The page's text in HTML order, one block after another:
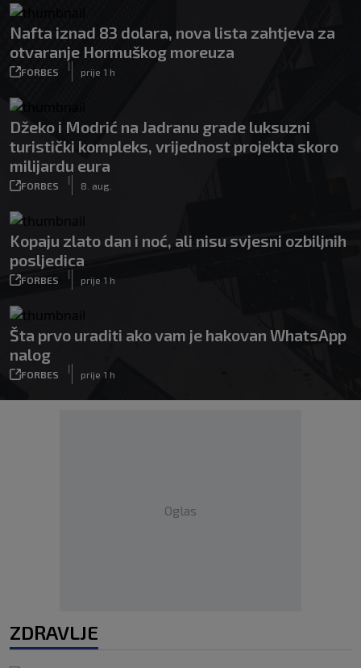
Nafta iznad 83 dolara, nova lista zahtjeva za
otvaranje Hormuškog moreuza
FORBES
|
prije 1 h
Džeko i Modrić na Jadranu grade luksuzni
turistički kompleks, vrijednost projekta skoro
milijardu eura
FORBES
|
8. aug.
Kopaju zlato dan i noć, ali nisu svjesni ozbiljnih
posljedica
FORBES
|
prije 1 h
Šta prvo uraditi ako vam je hakovan WhatsApp
nalog
FORBES
|
prije 1 h
Oglas
ZDRAVLJE